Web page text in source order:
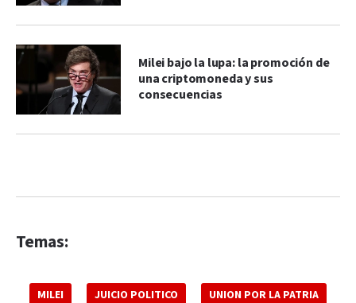
Milei bajo la lupa: la promoción de
una criptomoneda y sus
consecuencias
Temas:
MILEI JUICIO POLITICO UNION POR LA PATRIA